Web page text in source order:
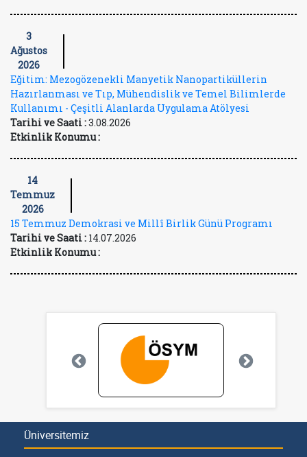
3
Ağustos
2026
Eğitim: Mezogözenekli Manyetik Nanopartiküllerin
Hazırlanması ve Tıp, Mühendislik ve Temel Bilimlerde
Kullanımı - Çeşitli Alanlarda Uygulama Atölyesi
Tarihi ve Saati :3.08.2026
Etkinlik Konumu :
14
Temmuz
2026
15 Temmuz Demokrasi ve Millî Birlik Günü Programı
Tarihi ve Saati : 14.07.2026
Etkinlik Konumu :
Üniversitemiz